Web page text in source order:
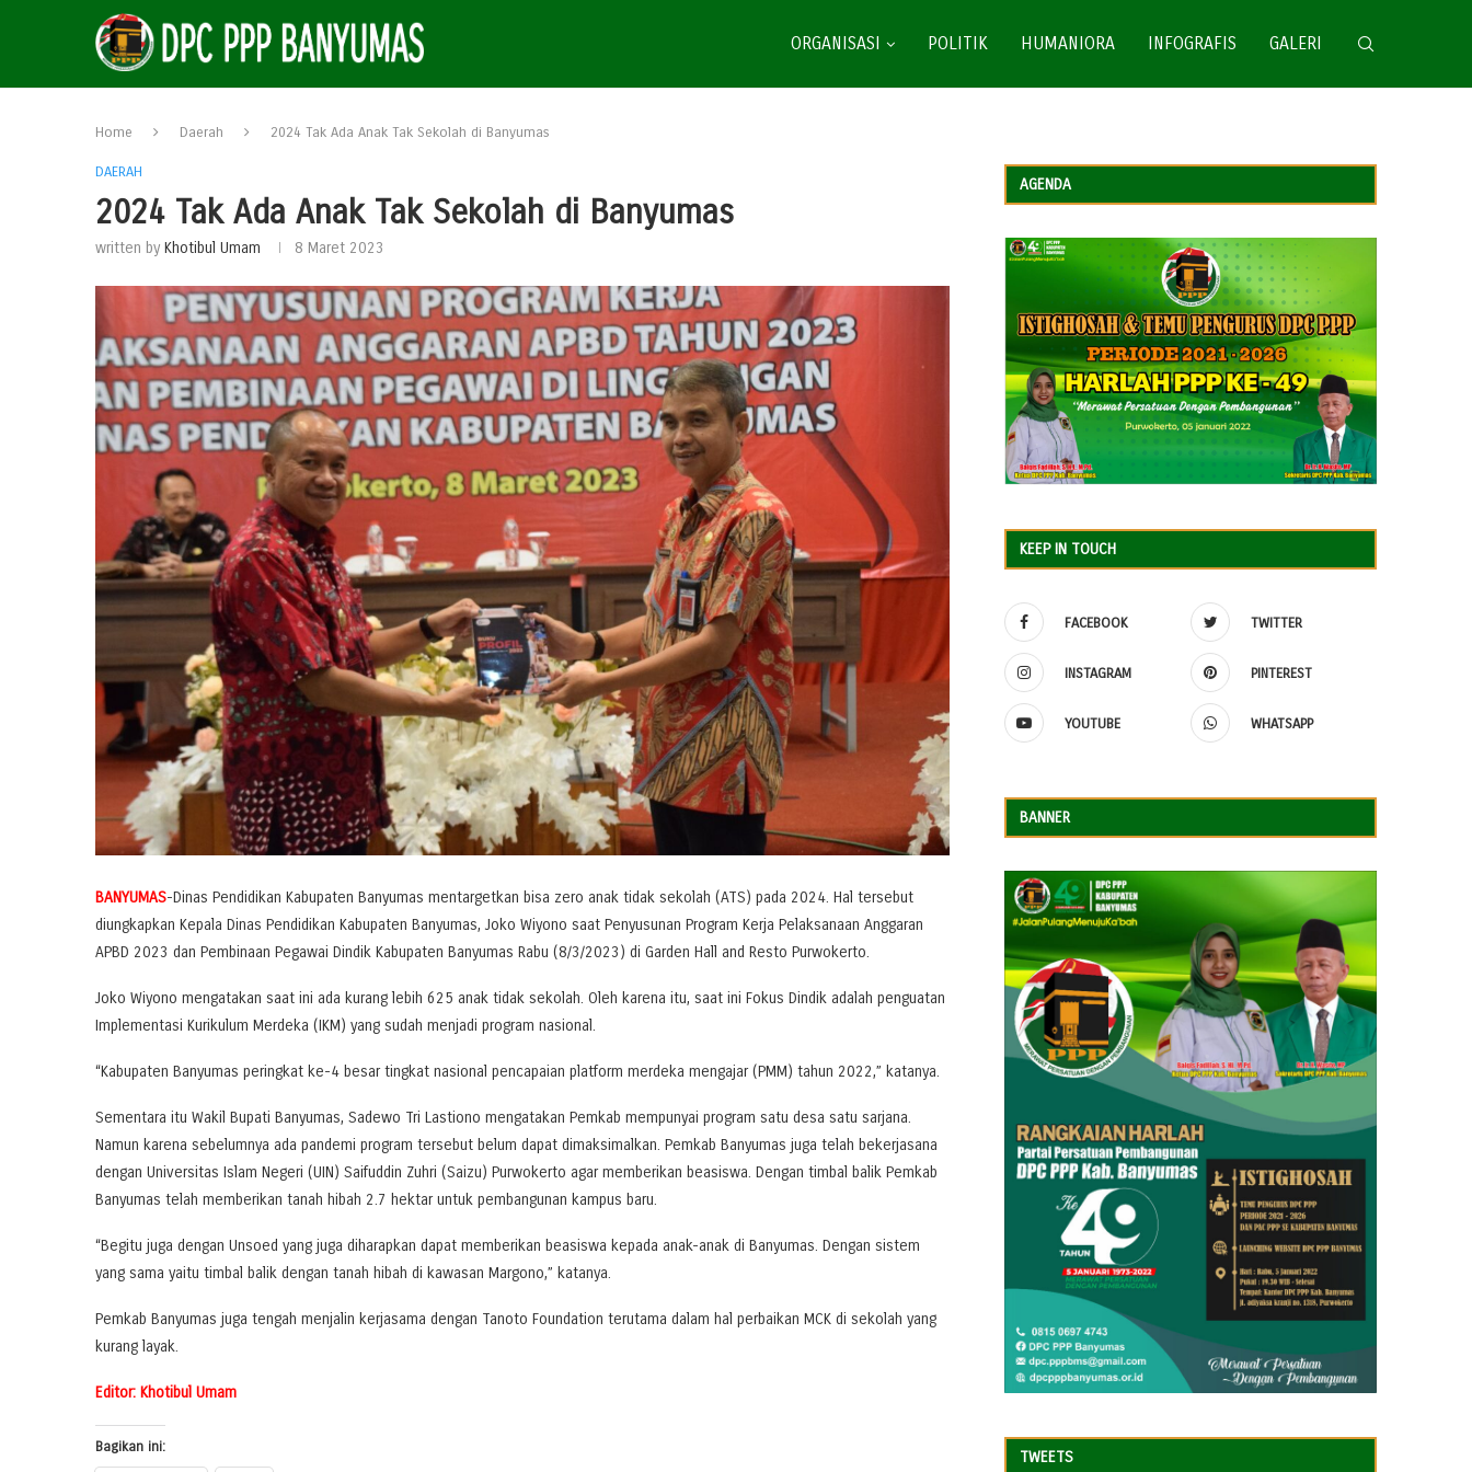
ORGANISASI POLITIK HUMANIORA INFOGRAFIS GALERI
Home Daerah 2024 Tak Ada Anak Tak Sekolah di Banyumas
DAERAH
2024 Tak Ada Anak Tak Sekolah di Banyumas
written by Khotibul Umam 8 Maret 2023
BANYUMAS-Dinas Pendidikan Kabupaten Banyumas mentargetkan bisa zero anak tidak sekolah (ATS) pada 2024. Hal tersebut
diungkapkan Kepala Dinas Pendidikan Kabupaten Banyumas, Joko Wiyono saat Penyusunan Program Kerja Pelaksanaan Anggaran
APBD 2023 dan Pembinaan Pegawai Dindik Kabupaten Banyumas Rabu (8/3/2023) di Garden Hall and Resto Purwokerto.
Joko Wiyono mengatakan saat ini ada kurang lebih 625 anak tidak sekolah. Oleh karena itu, saat ini Fokus Dindik adalah penguatan
Implementasi Kurikulum Merdeka (IKM) yang sudah menjadi program nasional.
“Kabupaten Banyumas peringkat ke-4 besar tingkat nasional pencapaian platform merdeka mengajar (PMM) tahun 2022,” katanya.
Sementara itu Wakil Bupati Banyumas, Sadewo Tri Lastiono mengatakan Pemkab mempunyai program satu desa satu sarjana.
Namun karena sebelumnya ada pandemi program tersebut belum dapat dimaksimalkan. Pemkab Banyumas juga telah bekerjasana
dengan Universitas Islam Negeri (UIN) Saifuddin Zuhri (Saizu) Purwokerto agar memberikan beasiswa. Dengan timbal balik Pemkab
Banyumas telah memberikan tanah hibah 2.7 hektar untuk pembangunan kampus baru.
“Begitu juga dengan Unsoed yang juga diharapkan dapat memberikan beasiswa kepada anak-anak di Banyumas. Dengan sistem
yang sama yaitu timbal balik dengan tanah hibah di kawasan Margono,” katanya.
Pemkab Banyumas juga tengah menjalin kerjasama dengan Tanoto Foundation terutama dalam hal perbaikan MCK di sekolah yang
kurang layak.
Editor: Khotibul Umam
Bagikan ini:
AGENDA
KEEP IN TOUCH
FACEBOOK TWITTER
INSTAGRAM PINTEREST
YOUTUBE WHATSAPP
BANNER
TWEETS